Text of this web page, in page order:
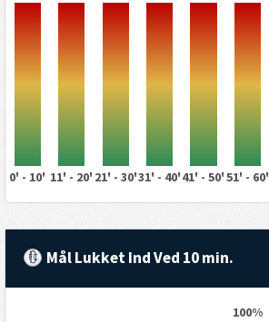
0' - 10' 11' - 20' 21' - 30'31' - 40'41' - 50'51' - 60'
Mål Lukket Ind Ved 10 min.
100%